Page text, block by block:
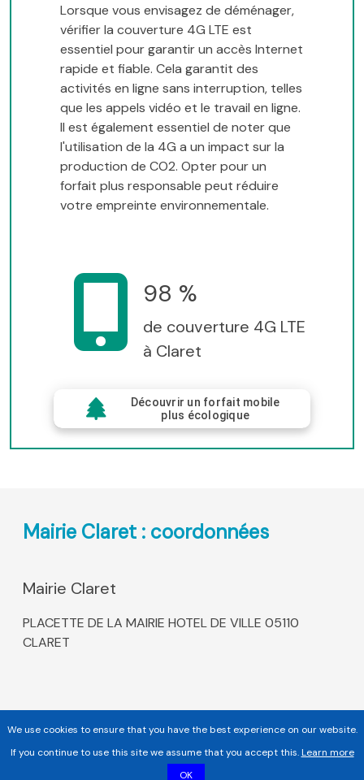
Lorsque vous envisagez de déménager,
vérifier la couverture 4G LTE est
essentiel pour garantir un accès Internet
rapide et fiable. Cela garantit des
activités en ligne sans interruption, telles
que les appels vidéo et le travail en ligne.
Il est également essentiel de noter que
l'utilisation de la 4G a un impact sur la
production de CO2. Opter pour un
forfait plus responsable peut réduire
votre empreinte environnementale.
98 %
de couverture 4G LTE
à Claret
Découvrir un forfait mobile
plus écologique
Mairie Claret : coordonnées
Mairie Claret
PLACETTE DE LA MAIRIE HOTEL DE VILLE 05110
CLARET
We use cookies to ensure that you have the best experience on our website.
If you continue to use this site we assume that you accept this.Learn more
OK